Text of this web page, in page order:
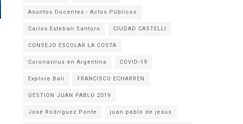
Asuntos Docentes - Actos Públicos
Carlos Esteban Santoro
CIUDAD CASTELLI
CONSEJO ESCOLAR LA COSTA
Coronavirus en Argentina
COVID-19
Explore Bali
FRANCISCO ECHARREN
GESTION JUAN PABLO 2019
José Rodríguez Ponte
juan pablo de jesus